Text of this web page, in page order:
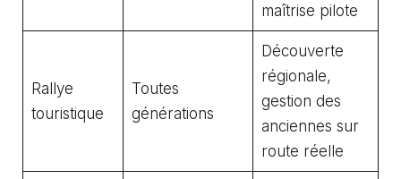
maîtrise pilote
Rallye
touristique
Toutes
générations
Découverte
régionale,
gestion des
anciennes sur
route réelle